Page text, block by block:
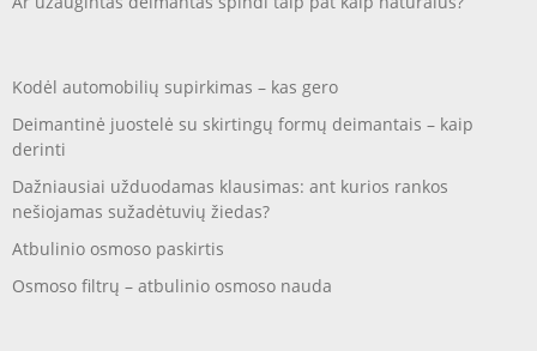
Kodėl automobilių supirkimas – kas gero
Deimantinė juostelė su skirtingų formų deimantais – kaip
derinti
Dažniausiai užduodamas klausimas: ant kurios rankos
nešiojamas sužadėtuvių žiedas?
Atbulinio osmoso paskirtis
Osmoso filtrų – atbulinio osmoso nauda